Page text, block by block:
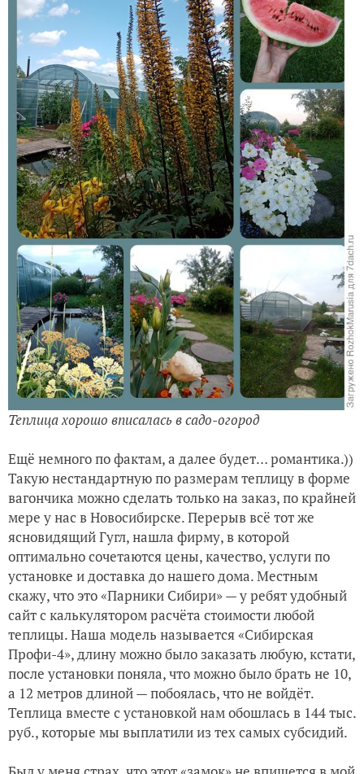
Теплица хорошо вписалась в садо-огород
Ещё немного по фактам, а далее будет… романтика.))
Такую нестандартную по размерам теплицу в форме
вагончика можно сделать только на заказ, по крайней
мере у нас в Новосибирске. Перерыв всё тот же
ясновидящий Гугл, нашла фирму, в которой
оптимально сочетаются цены, качество, услуги по
установке и доставка до нашего дома. Местным
скажу, что это «Парники Сибири» — у ребят удобный
сайт с калькулятором расчёта стоимости любой
теплицы. Наша модель называется «Сибирская
Профи-4», длину можно было заказать любую, кстати,
после установки поняла, что можно было брать не 10,
а 12 метров длиной — побоялась, что не войдёт.
Теплица вместе с установкой нам обошлась в 144 тыс.
руб., которые мы выплатили из тех самых субсидий.